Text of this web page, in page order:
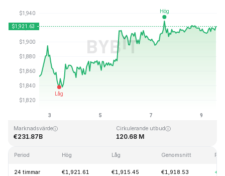
Senast uppdaterad: 2026-08-09, 13:58 GMT+0
Marknadsvärde
€231.87B
Cirkulerande utbud
120.68 M
Period Hög Låg Genomsnitt
24 timmar €1,921.61 €1,915.45 €1,918.53